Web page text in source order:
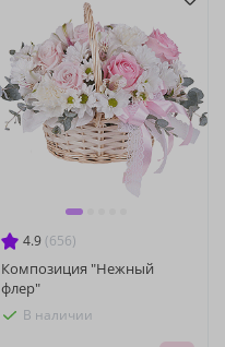
4.9 (656)
Композиция "Нежный
флер"
В наличии